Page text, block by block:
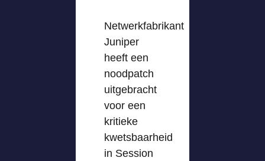
Netwerkfabrikant
Juniper
heeft een
noodpatch
uitgebracht
voor een
kritieke
kwetsbaarheid
in Session